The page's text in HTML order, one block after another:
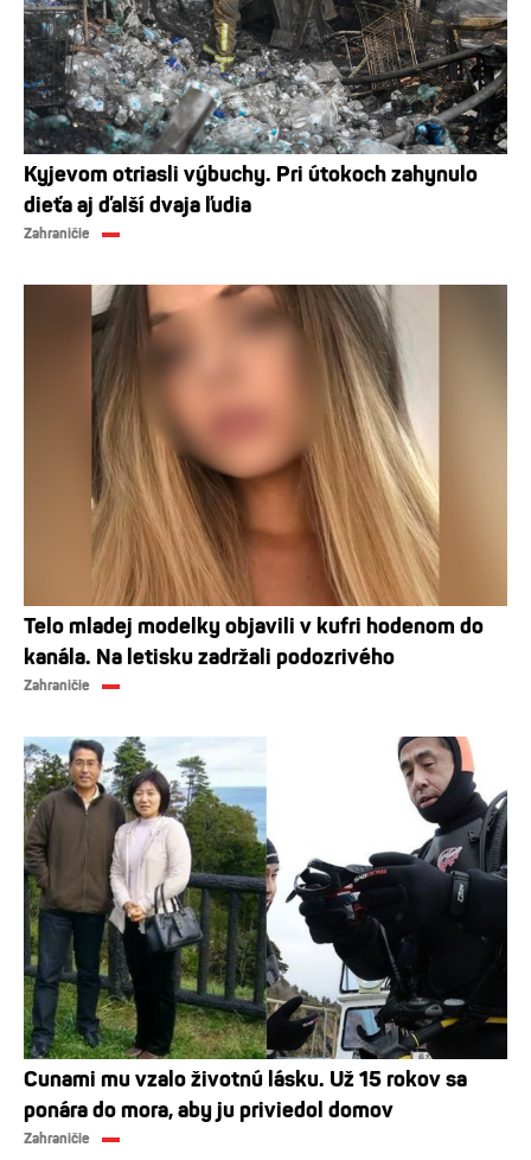
Kyjevom otriasli výbuchy. Pri útokoch zahynulo
dieťa aj ďalší dvaja ľudia
Zahraničie
Telo mladej modelky objavili v kufri hodenom do
kanála. Na letisku zadržali podozrivého
Zahraničie
Cunami mu vzalo životnú lásku. Už 15 rokov sa
ponára do mora, aby ju priviedol domov
Zahraničie